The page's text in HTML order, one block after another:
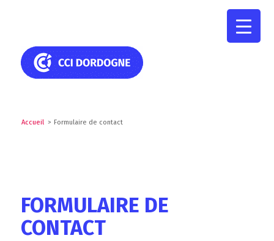
Accueil > Formulaire de contact
FORMULAIRE DE
CONTACT